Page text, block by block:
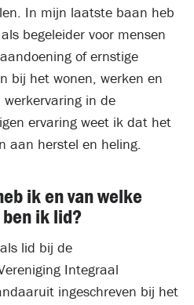
In mijn laatste baan heb
begeleider voor mensen
of ernstige
bij het wonen, werken en
werkervaring in de
ervaring weet ik dat het
aan herstel en heling.
ik en van welke
ik lid?
lid bij de
Integraal
ingeschreven bij het